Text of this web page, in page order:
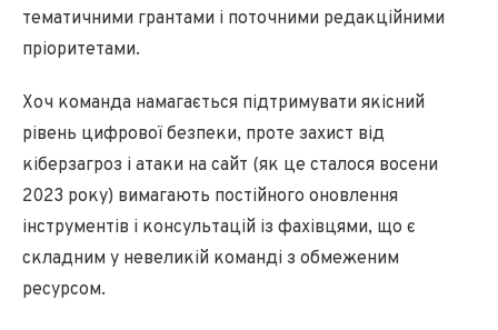
тематичними грантами і поточними редакційними
пріоритетами.
Хоч команда намагається підтримувати якісний
рівень цифрової безпеки, проте захист від
кіберзагроз і атаки на сайт (як це сталося восени
2023 року) вимагають постійного оновлення
інструментів і консультацій із фахівцями, що є
складним у невеликій команді з обмеженим
ресурсом.